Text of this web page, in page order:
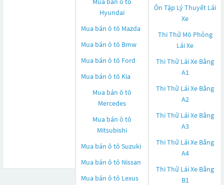
Hyundai
Mua bán ô tô Mazda
Mua bán ô tô Bmw
Mua bán ô tô Ford
Mua bán ô tô Kia
Mua bán ô tô
Mercedes
Mua bán ô tô
Mitsubishi
Mua bán ô tô Suzuki
Mua bán ô tô Nissan
Mua bán ô tô Lexus
Ôn Tập Lý Thuyết Lái
Xe
Thi Thử Mô Phỏng
Lái Xe
Thi Thử Lái Xe Bằng
A1
Thi Thử Lái Xe Bằng
A2
Thi Thử Lái Xe Bằng
A3
Thi Thử Lái Xe Bằng
A4
Thi Thử Lái Xe Bằng
B1